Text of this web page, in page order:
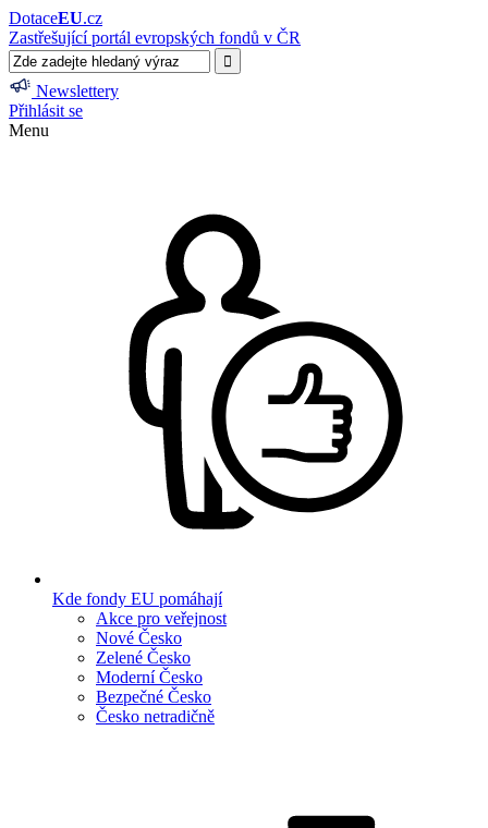
DotaceEU.cz
Zastřešující portál evropských fondů v ČR
Newslettery
Přihlásit se
Menu
Kde fondy EU pomáhají
Akce pro veřejnost
Nové Česko
Zelené Česko
Moderní Česko
Bezpečné Česko
Česko netradičně